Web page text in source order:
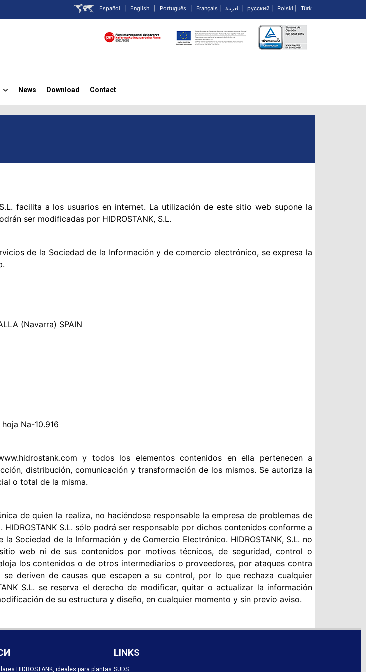
Español English Português Français العربية русский Polski Türk
News Download Contact
facilita a los usuarios en internet. La utilización de este sitio web supone la
ser modificadas por HIDROSTANK, S.L.
de la Sociedad de la Información y de comercio electrónico, se expresa la
(Navarra) SPAIN
Na-10.916
y todos los elementos contenidos en ella pertenecen a
distribución, comunicación y transformación de los mismos. Se autoriza la
o total de la misma.
de quien la realiza, no haciéndose responsable la empresa de problemas de
S.L. sólo podrá ser responsable por dichos contenidos conforme a
Sociedad de la Información y de Comercio Electrónico. HIDROSTANK, S.L. no
web ni de sus contenidos por motivos técnicos, de seguridad, control o
los contenidos o de otros intermediarios o proveedores, por ataques contra
deriven de causas que escapen a su control, por lo que rechaza cualquier
S.L. se reserva el derecho de modificar, quitar o actualizar la información
de su estructura y diseño, en cualquier momento y sin previo aviso.
HIDROSTANK, ideales para plantas
LINKS
SUDS